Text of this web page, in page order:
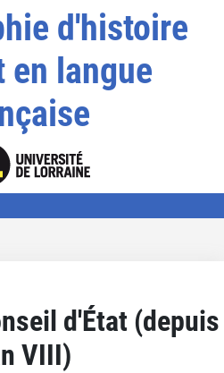
d'histoire
en langue
d'État (depuis
VIII)